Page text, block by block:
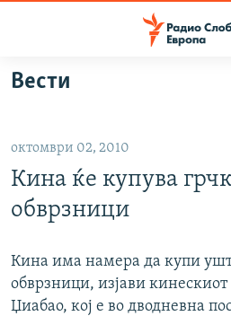
Оди
на
главната
навигација
Премини
на
пребарување
ВИЗУЕЛНО
ВЕСТИ
ШТО ТРЕБА ДА ЗНАЕТЕ
ПРИЈАВИ СЕ ЗА ЊУЗЛЕТЕР
ПОДКАСТ ЗОШТО?
Вести
октомври 02, 2010
Кина ќе купува
обврзници
Кина има намера да купи
обврзници, изјави
Џиабао, кој е во дводневна